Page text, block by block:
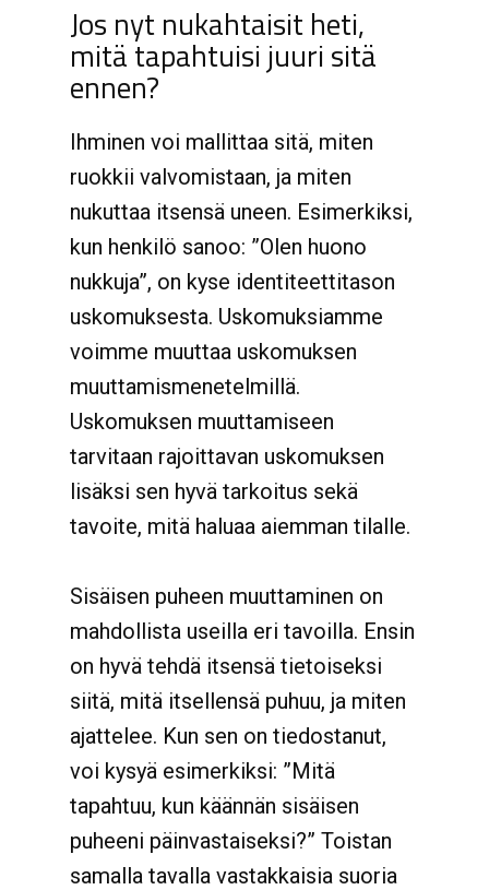
Jos nyt nukahtaisit heti,
mitä tapahtuisi juuri sitä
ennen?
Ihminen voi mallittaa sitä, miten
ruokkii valvomistaan, ja miten
nukuttaa itsensä uneen. Esimerkiksi,
kun henkilö sanoo: ”Olen huono
nukkuja”, on kyse identiteettitason
uskomuksesta. Uskomuksiamme
voimme muuttaa uskomuksen
muuttamismenetelmillä.
Uskomuksen muuttamiseen
tarvitaan rajoittavan uskomuksen
lisäksi sen hyvä tarkoitus sekä
tavoite, mitä haluaa aiemman tilalle.
Sisäisen puheen muuttaminen on
mahdollista useilla eri tavoilla. Ensin
on hyvä tehdä itsensä tietoiseksi
siitä, mitä itsellensä puhuu, ja miten
ajattelee. Kun sen on tiedostanut,
voi kysyä esimerkiksi: ”Mitä
tapahtuu, kun käännän sisäisen
puheeni päinvastaiseksi?” Toistan
samalla tavalla vastakkaisia suoria